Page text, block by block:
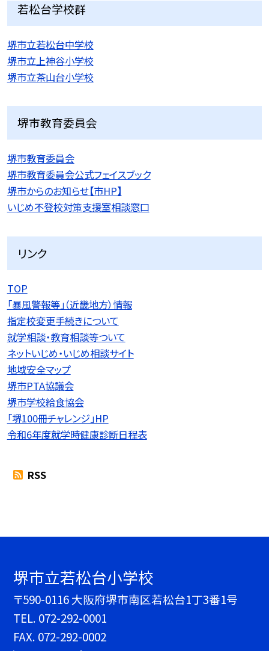
若松台学校群
堺市立若松台中学校
堺市立上神谷小学校
堺市立茶山台小学校
堺市教育委員会
堺市教育委員会
堺市教育委員会公式フェイスブック
堺市からのお知らせ【市HP】
いじめ不登校対策支援室相談窓口
リンク
TOP
「暴風警報等」（近畿地方）情報
指定校変更手続きについて
就学相談・教育相談等ついて
ネットいじめ・いじめ相談サイト
地域安全マップ
堺市PTA協議会
堺市学校給食協会
「堺100冊チャレンジ」HP
令和6年度就学時健康診断日程表
RSS
堺市立若松台小学校
〒590-0116 大阪府堺市南区若松台1丁3番1号
TEL. 072-292-0001
FAX. 072-292-0002